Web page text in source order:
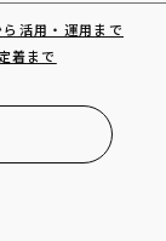
活用・運用まで
着まで